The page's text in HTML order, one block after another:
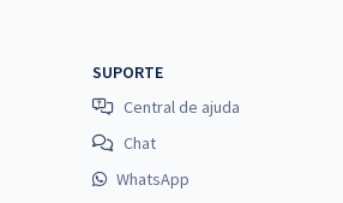
SUPORTE
Central de ajuda
Chat
WhatsApp